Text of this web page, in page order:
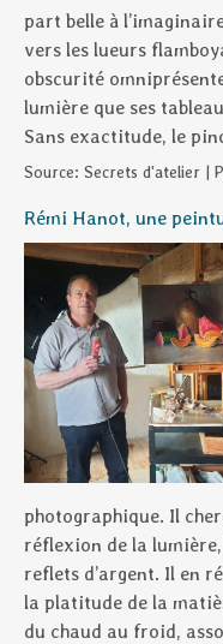
part belle à
vers les lueurs
obscurité
lumière que ses
Sans exactitude, le
Source: Secrets d'atelier |
Rémi Hanot, une
photographique. Il
réflexion de la
reflets d’argent. Il en
la platitude de la
du chaud au froid,